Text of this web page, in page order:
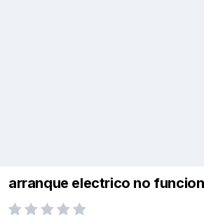
arranque electrico no